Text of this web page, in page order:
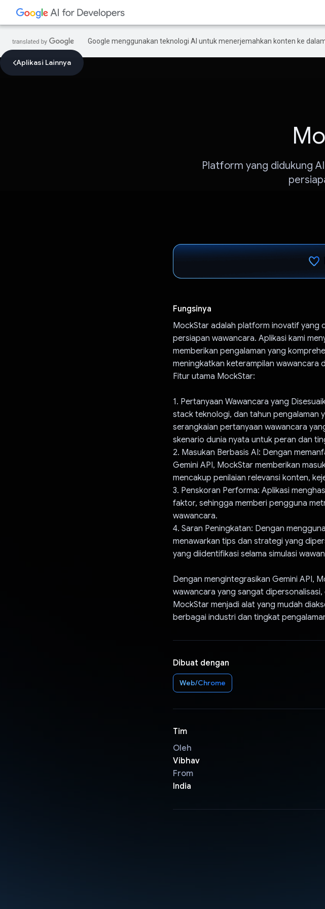
Google menggunakan teknologi AI untuk menerjemahkan konten ke
Aplikasi Lainnya
Platform yang didukung
Fungsinya
MockStar adalah platform inovatif yang
persiapan wawancara. Aplikasi kami
memberikan pengalaman yang
meningkatkan keterampilan wawancara
Fitur utama MockStar:
1. Pertanyaan Wawancara yang
stack teknologi, dan tahun pengalaman
serangkaian pertanyaan wawancara
skenario dunia nyata untuk peran dan
2. Masukan Berbasis AI: Dengan
Gemini API, MockStar memberikan
mencakup penilaian relevansi konten,
3. Penskoran Performa: Aplikasi
faktor, sehingga memberi pengguna
wawancara.
4. Saran Peningkatan: Dengan
menawarkan tips dan strategi yang
yang diidentifikasi selama simulasi
Dengan mengintegrasikan Gemini API,
wawancara yang sangat
MockStar menjadi alat yang mudah
berbagai industri dan tingkat
Dibuat dengan
Web/Chrome
Tim
Oleh
Vibhav
From
India